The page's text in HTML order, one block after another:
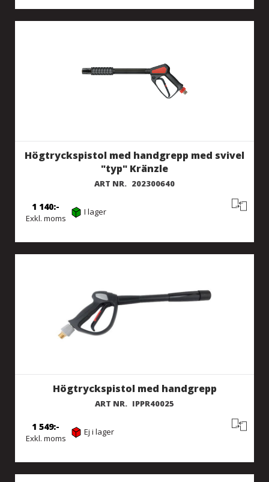
Högtryckspistol med handgrepp med svivel
"typ" Kränzle
ART NR. 202300640
Exkl. moms
1 140 I lager
Högtryckspistol med handgrepp
ART NR. IPPR40025
Exkl. moms
1 549 Ej i lager